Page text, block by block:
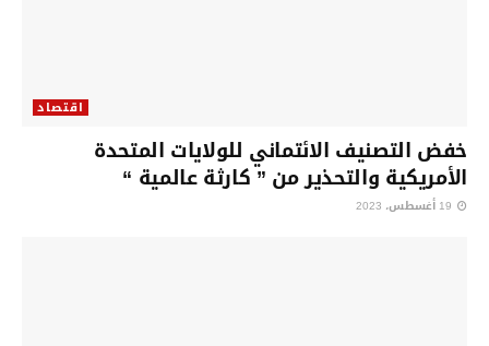
اقتصاد
خفض التصنيف الائتماني للولايات المتحدة
الأمريكية والتحذير من ” كارثة عالمية “